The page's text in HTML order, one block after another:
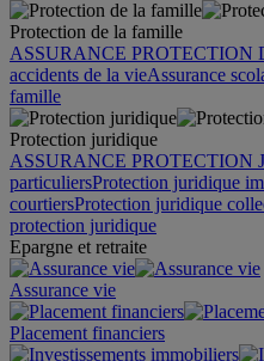
Protection de la famille
ASSURANCE PROTECTION
accidents de la vieAssurance
famille
Protection juridique
ASSURANCE PROTECTION
particuliersProtection juridique
courtiersProtection juridique
protection juridique
Epargne et retraite
Assurance vie
Placement financiers